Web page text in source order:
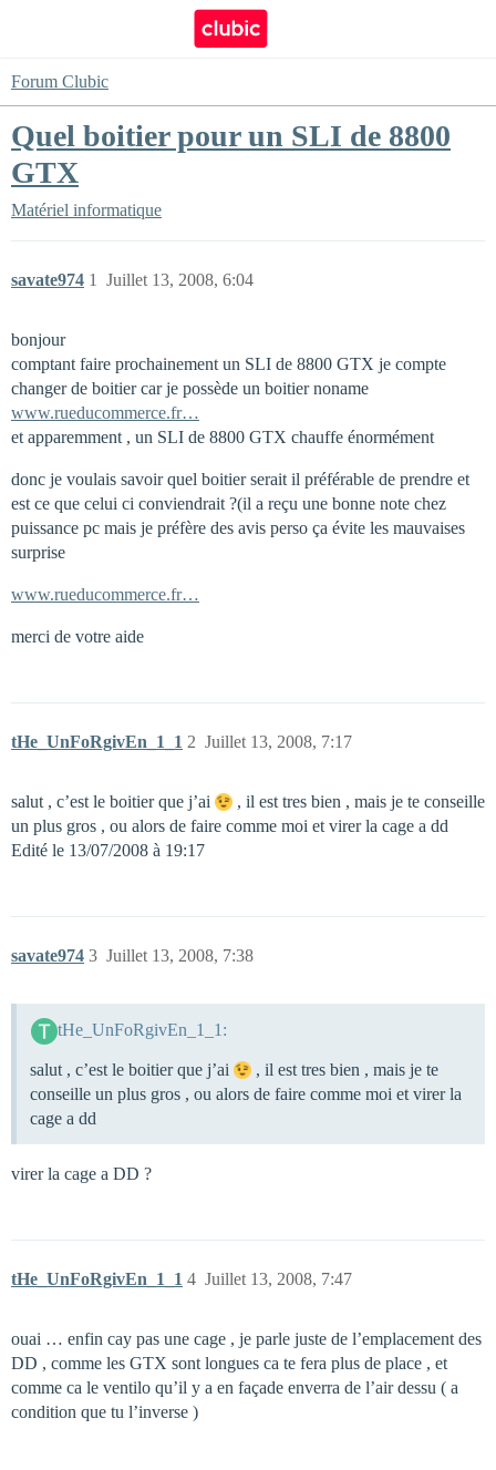
Forum Clubic
Quel boitier pour un SLI de 8800
GTX
Matériel informatique
savate974 Juillet 13, 2008, 6:04
1
bonjour
comptant faire prochainement un SLI de 8800 GTX je compte
changer de boitier car je possède un boitier noname
www.rueducommerce.fr…
et apparemment , un SLI de 8800 GTX chauffe énormément
donc je voulais savoir quel boitier serait il préférable de prendre et
est ce que celui ci conviendrait ?(il a reçu une bonne note chez
puissance pc mais je préfère des avis perso ça évite les mauvaises
surprise
www.rueducommerce.fr…
merci de votre aide
tHe_UnFoRgivEn_1_1 Juillet 13, 2008, 7:17
2
salut , c’est le boitier que j’ai
, il est tres bien , mais je te conseille
un plus gros , ou alors de faire comme moi et virer la cage a dd
Edité le 13/07/2008 à 19:17
savate974 Juillet 13, 2008, 7:38
3
tHe_UnFoRgivEn_1_1:
salut , c’est le boitier que j’ai
, il est tres bien , mais je te
conseille un plus gros , ou alors de faire comme moi et virer la
cage a dd
virer la cage a DD ?
tHe_UnFoRgivEn_1_1 Juillet 13, 2008, 7:47
4
ouai … enfin cay pas une cage , je parle juste de l’emplacement des
DD , comme les GTX sont longues ca te fera plus de place , et
comme ca le ventilo qu’il y a en façade enverra de l’air dessu ( a
condition que tu l’inverse )